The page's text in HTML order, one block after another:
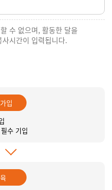
수 없으며, 활동한 달을
시간이 입력됩니다.
입
수 기입